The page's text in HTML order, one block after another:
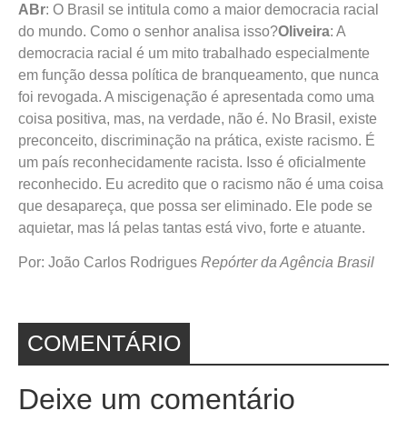
ABr: O Brasil se intitula como a maior democracia racial
do mundo. Como o senhor analisa isso?Oliveira: A
democracia racial é um mito trabalhado especialmente
em função dessa política de branqueamento, que nunca
foi revogada. A miscigenação é apresentada como uma
coisa positiva, mas, na verdade, não é. No Brasil, existe
preconceito, discriminação na prática, existe racismo. É
um país reconhecidamente racista. Isso é oficialmente
reconhecido. Eu acredito que o racismo não é uma coisa
que desapareça, que possa ser eliminado. Ele pode se
aquietar, mas lá pelas tantas está vivo, forte e atuante.
Por: João Carlos Rodrigues Repórter da Agência Brasil
COMENTÁRIO
Deixe um comentário